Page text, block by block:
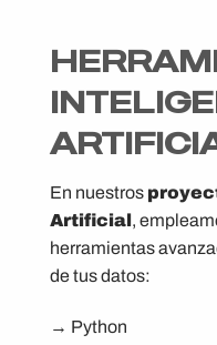
En nuestros
Artificial,
herramientas
de tus datos:
→ Python